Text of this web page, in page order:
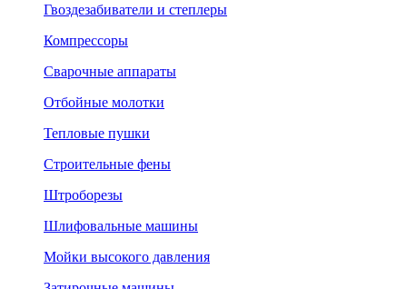
Гвоздезабиватели и степлеры
Компрессоры
Сварочные аппараты
Отбойные молотки
Тепловые пушки
Строительные фены
Штроборезы
Шлифовальные машины
Мойки высокого давления